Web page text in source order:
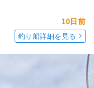
10日前
釣り船詳細を見る